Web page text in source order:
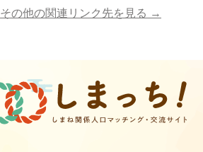
その他の関連リンク先を見る →